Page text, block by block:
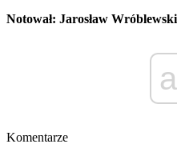
Notował: Jarosław Wróblewski
Komentarze